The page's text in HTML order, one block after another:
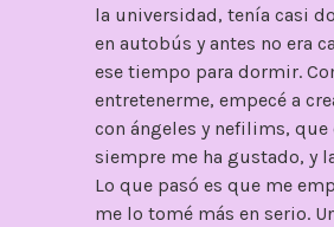
la universidad, tenía casi
en autobús y antes no era
ese tiempo para dormir.
entretenerme, empecé a
con ángeles y nefilims,
siempre me ha gustado, y
Lo que pasó es que me
me lo tomé más en serio.